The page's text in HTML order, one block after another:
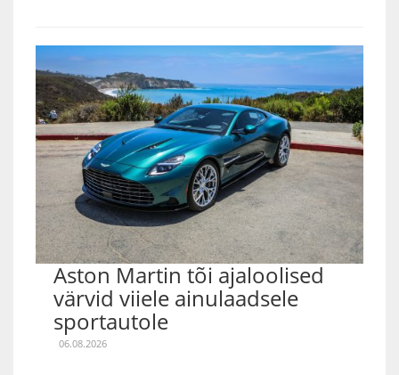
Aston Martin tõi ajaloolised
värvid viiele ainulaadsele
sportautole
06.08.2026